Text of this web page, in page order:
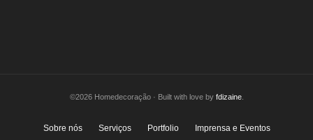
©2026 Homedecoração · Built with love by fdizaine.
Sobre nós Serviços Portfolio Imprensa e Eventos